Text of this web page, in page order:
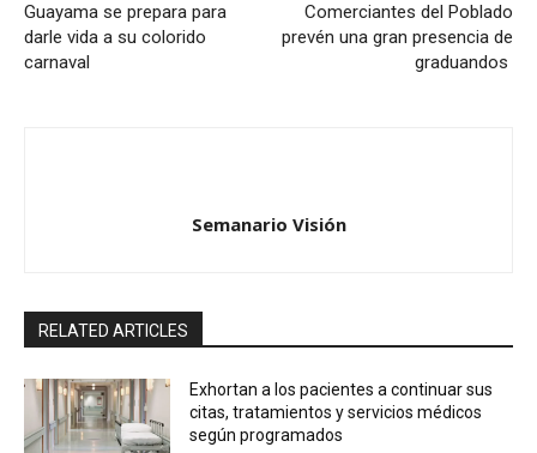
Guayama se prepara para
darle vida a su colorido
carnaval
Comerciantes del Poblado
prevén una gran presencia de
graduandos
Semanario Visión
RELATED ARTICLES
Exhortan a los pacientes a continuar sus
citas, tratamientos y servicios médicos
según programados